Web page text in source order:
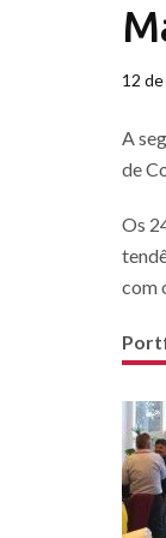
12
A
de
Os
com